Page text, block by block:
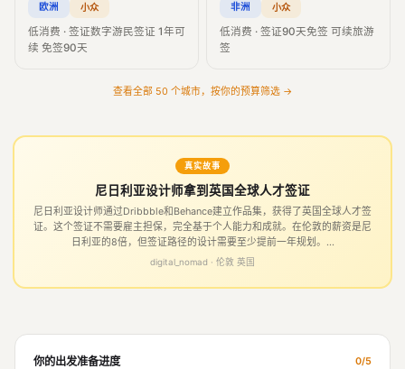
欧洲
小众
低消费 · 签证数字游民签证 1年可
续 免签90天
非洲
小众
低消费 · 签证90天免签 可续旅游
签
查看全部 50 个城市，按你的预算筛选 →
真实故事
尼日利亚设计师拿到英国全球人才签证
尼日利亚设计师通过Dribbble和Behance建立作品集，获得了英国全球人才签
证。这个签证不需要雇主担保，完全基于个人能力和成就。在伦敦的薪资是尼
日利亚的8倍，但签证路径的设计需要至少提前一年规划。...
digital_nomad · 伦敦 英国
你的出发准备进度 0/5